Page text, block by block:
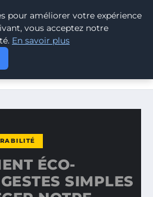
BLOG
ET DURABILITÉ
: 10 GESTES SIMPLES
ÉCO-
SIMPLES
pour améliorer votre expérience
vous acceptez notre
En savoir plus